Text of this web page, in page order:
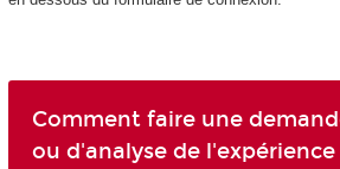
Comment faire une
ou d'analyse de l'expérience